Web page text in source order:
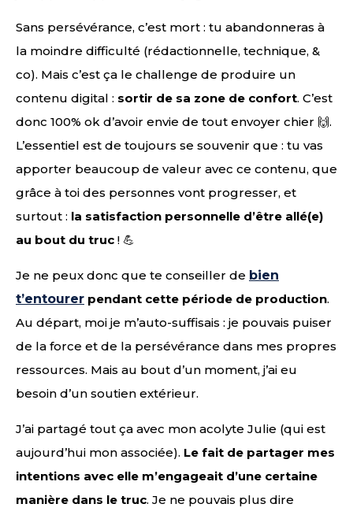
Sans persévérance, c’est mort : tu abandonneras à
la moindre difficulté (rédactionnelle, technique, &
co). Mais c’est ça le challenge de produire un
contenu digital : sortir de sa zone de confort. C’est
donc 100% ok d’avoir envie de tout envoyer chier 🙌.
L’essentiel est de toujours se souvenir que : tu vas
apporter beaucoup de valeur avec ce contenu, que
grâce à toi des personnes vont progresser, et
surtout : la satisfaction personnelle d’être allé(e)
au bout du truc ! 💪
Je ne peux donc que te conseiller de bien
t’entourer pendant cette période de production.
Au départ, moi je m’auto-suffisais : je pouvais puiser
de la force et de la persévérance dans mes propres
ressources. Mais au bout d’un moment, j’ai eu
besoin d’un soutien extérieur.
J’ai partagé tout ça avec mon acolyte Julie (qui est
aujourd’hui mon associée). Le fait de partager mes
intentions avec elle m’engageait d’une certaine
manière dans le truc. Je ne pouvais plus dire